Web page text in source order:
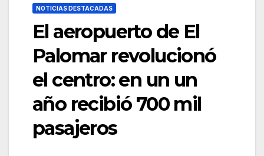
NOTICIAS DESTACADAS
El aeropuerto de El
Palomar revolucionó
el centro: en un un
año recibió 700 mil
pasajeros